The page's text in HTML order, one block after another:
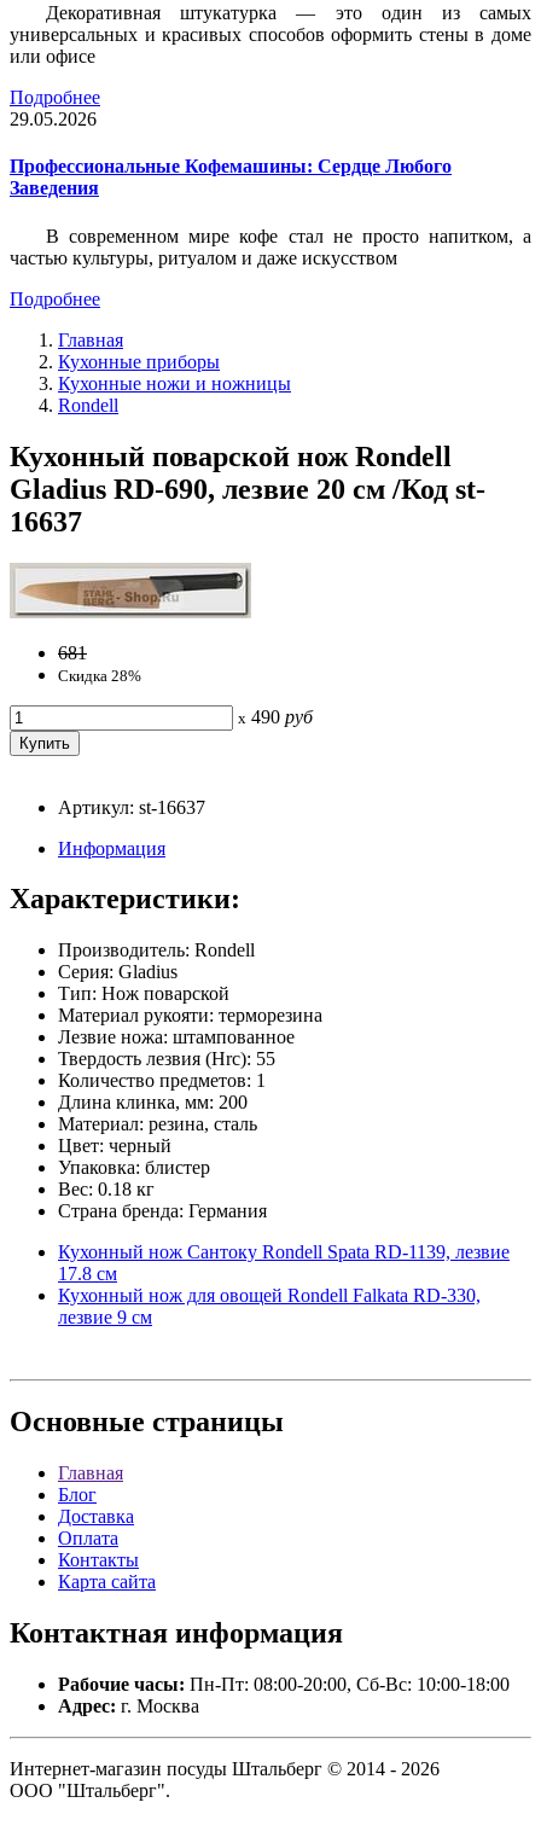
Декоративная штукатурка — это один из самых
универсальных и красивых способов оформить стены в доме
или офисе
Подробнее
29.05.2026
Профессиональные Кофемашины: Сердце Любого
Заведения
В современном мире кофе стал не просто напитком, а
частью культуры, ритуалом и даже искусством
Подробнее
Главная
Кухонные приборы
Кухонные ножи и ножницы
Rondell
Кухонный поварской нож Rondell
Gladius RD-690, лезвие 20 см /Код st-
16637
681
Скидка 28%
x 490 руб
Артикул: st-16637
Информация
Характеристики:
Производитель: Rondell
Серия: Gladius
Тип: Нож поварской
Материал рукояти: терморезина
Лезвие ножа: штампованное
Твердость лезвия (Hrc): 55
Количество предметов: 1
Длина клинка, мм: 200
Материал: резина, сталь
Цвет: черный
Упаковка: блистер
Вес: 0.18 кг
Страна бренда: Германия
Кухонный нож Сантоку Rondell Spata RD-1139, лезвие
17.8 см
Кухонный нож для овощей Rondell Falkata RD-330,
лезвие 9 см
Основные страницы
Главная
Блог
Доставка
Оплата
Контакты
Карта сайта
Контактная информация
Рабочие часы: Пн-Пт: 08:00-20:00, Сб-Вс: 10:00-18:00
Адрес: г. Москва
Интернет-магазин посуды Штальберг © 2014 - 2026
ООО "Штальберг".